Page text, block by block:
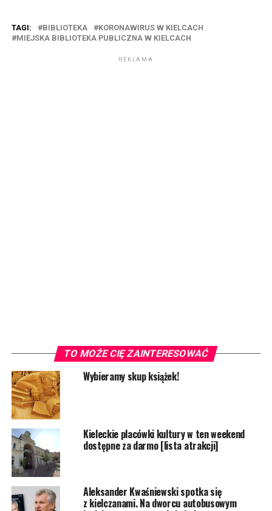
TAGI: BIBLIOTEKA
KORONAWIRUS W KIELCACH
MIEJSKA BIBLIOTEKA PUBLICZNA W KIELCACH
REKLAMA
TO MOŻE CIĘ ZAINTERESOWAĆ
Wybieramy skup książek!
Kieleckie placówki kultury w ten weekend
dostępne za darmo [lista atrakcji]
Aleksander Kwaśniewski spotka się
z kielczanami. Na dworcu autobusowym